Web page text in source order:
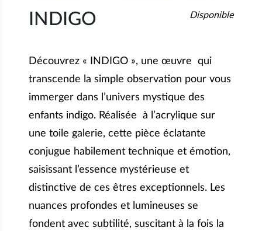
INDIGO Disponible
Découvrez « INDIGO », une œuvre qui
transcende la simple observation pour vous
immerger dans l’univers mystique des
enfants indigo. Réalisée à l’acrylique sur
une toile galerie, cette pièce éclatante
conjugue habilement technique et émotion,
saisissant l’essence mystérieuse et
distinctive de ces êtres exceptionnels. Les
nuances profondes et lumineuses se
fondent avec subtilité, suscitant à la fois la